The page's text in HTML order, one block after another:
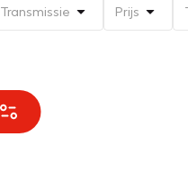
Transmissie Prijs